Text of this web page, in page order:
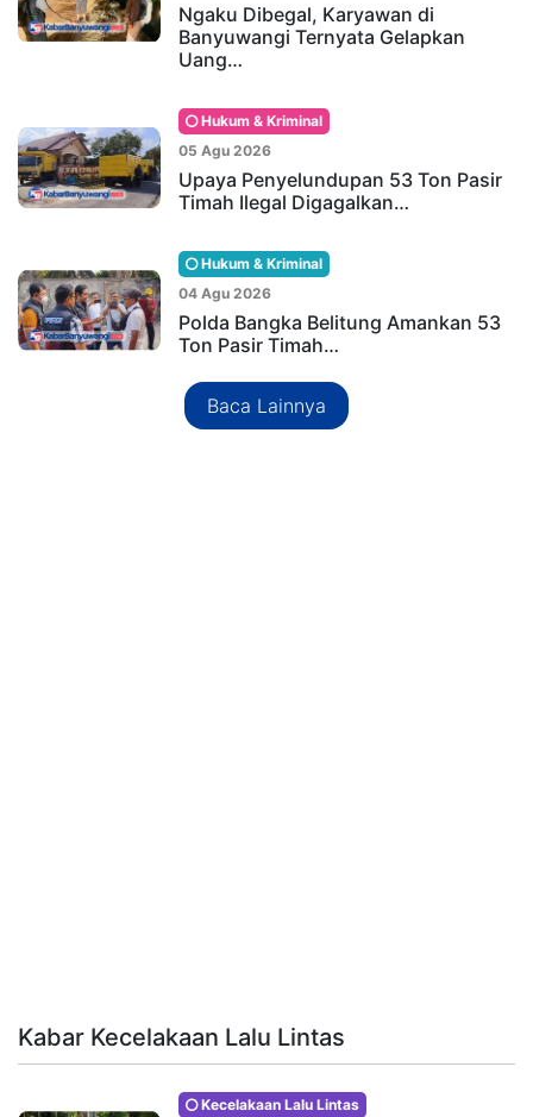
Ngaku Dibegal, Karyawan di
Banyuwangi Ternyata Gelapkan
Uang…
Hukum & Kriminal
05 Agu 2026
Upaya Penyelundupan 53 Ton Pasir
Timah Ilegal Digagalkan…
Hukum & Kriminal
04 Agu 2026
Polda Bangka Belitung Amankan 53
Ton Pasir Timah…
Baca Lainnya
Kabar Kecelakaan Lalu Lintas
Kecelakaan Lalu Lintas